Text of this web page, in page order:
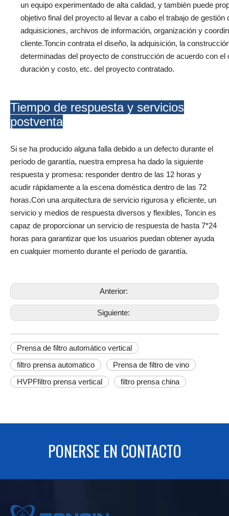
un equipo experimentado de alta calidad, y también puede
objetivo final del proyecto al llevar a cabo el trabajo de
adquisiciones, archivos de información, organización y
cliente.Toncin contrata el diseño, la adquisición, la
determinadas del proyecto de construcción de acuerdo con
duración y costo, etc. del proyecto contratado.
Tiempo de respuesta y servicios
postventa
Si se ha producido alguna falla debido a un defecto durante el
período de garantía, nuestra empresa ha dado la siguiente
respuesta y promesa: responder dentro de las 12 horas y
acudir rápidamente a la escena doméstica dentro de las 72
horas.Con una arquitectura de servicio rigurosa y eficiente, un
servicio y medios de respuesta diversos y flexibles, Toncin es
capaz de proporcionar un servicio de respuesta de hasta 7*24
horas para garantizar que los usuarios puedan obtener ayuda
en cualquier momento durante el período de garantía.
Anterior:
Siguiente:
Prensa de filtro automático vertical
filtro prensa automatico
Prensa de filtro de vino
HVPFfiltro prensa vertical
filtro prensa china
PONERSE EN CONTACTO